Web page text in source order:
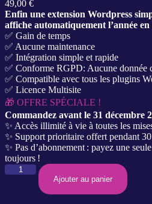
49,00 €
Enfin une extension Wordpress
affiche automatiquement l’année en
✅ Gain de temps
✅ Aucune maintenance
✅ Intégration simple et rapide
✅ Conforme RGPD: Aucune donnée
✅ Compatible avec tous les plugins
✅ Licence Multisite
🎁 OFFRE SPÉCIALE !
Commandez avant le 31 décembre
✨ Accès illimité à vie à toutes les
✨ Support prioritaire offert pendant
✨ Pas d’abonnement : payez une
toujours !
Ajouter au panier